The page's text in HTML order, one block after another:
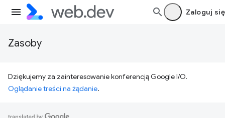
Zaloguj się
Zasoby
Dziękujemy za zainteresowanie konferencją Google I/O.
Oglądanie treści na żądanie.